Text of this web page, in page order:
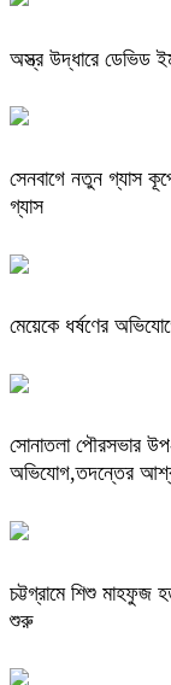
অস্ত্র উদ্ধারে ডেভিড
সেনবাগে নতুন গ্যাস
গ্যাস
মেয়েকে ধর্ষণের
সোনাতলা পৌরসভার
অভিযোগ,তদন্তের
চট্টগ্রামে শিশু মাহফুজ
শুরু